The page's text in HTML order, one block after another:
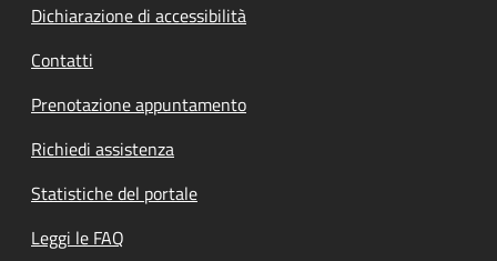
Dichiarazione di accessibilità
Contatti
Prenotazione appuntamento
Richiedi assistenza
Statistiche del portale
Leggi le FAQ